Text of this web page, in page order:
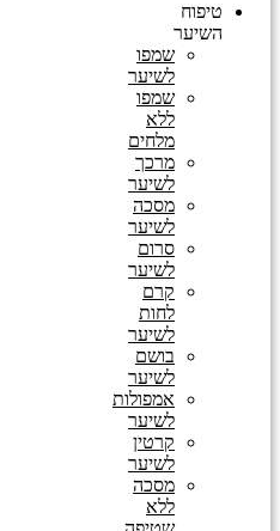
טיפוח
השיער
שמפו
לשיער
שמפו
ללא
מלחים
מרכך
לשיער
מסכה
לשיער
סרום
לשיער
קרם
לחות
לשיער
בושם
לשיער
אמפולות
לשיער
קרטין
לשיער
מסכה
ללא